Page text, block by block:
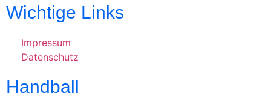
Wichtige Links
Impressum
Datenschutz
Handball